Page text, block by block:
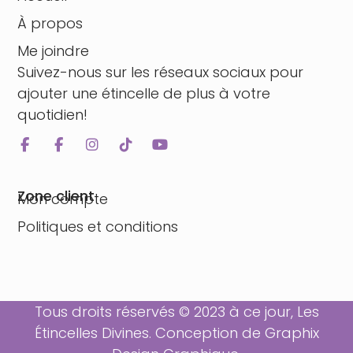
Zone client
Mon compte
Politiques et conditions
À propos
Me joindre
Suivez-nous sur les réseaux sociaux pour
ajouter une étincelle de plus à votre
quotidien!
Tous droits réservés © 2023 à ce jour, Les
Étincelles Divines. Conception de Graphix